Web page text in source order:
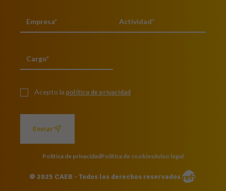
Acepto la política de privacidad
Enviar
Política de privacidadPolítica de cookiesAviso legal
© 2025 CAEB - Todos los derechos reservados